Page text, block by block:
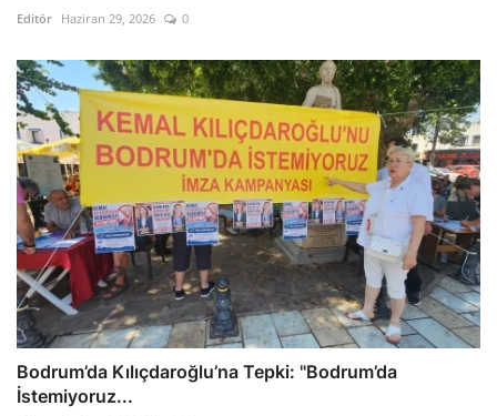
Editör Haziran 29, 2026 0
Bodrum’da Kılıçdaroğlu’na Tepki: "Bodrum’da
İstemiyoruz...